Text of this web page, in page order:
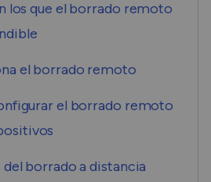
los que el borrado remoto
el borrado remoto
el borrado remoto
borrado a distancia